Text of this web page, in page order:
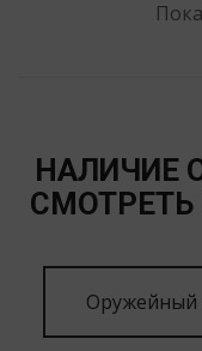
НАЛИЧИЕ
СМОТРЕТЬ
Оружейный